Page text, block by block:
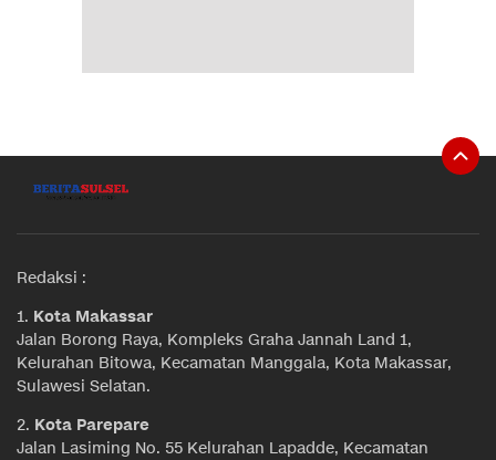
Redaksi :
1. Kota Makassar
Jalan Borong Raya, Kompleks Graha Jannah Land 1,
Kelurahan Bitowa, Kecamatan Manggala, Kota Makassar,
Sulawesi Selatan.
2. Kota Parepare
Jalan Lasiming No. 55 Kelurahan Lapadde, Kecamatan